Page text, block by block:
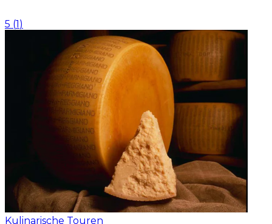
5 (1)
Kulinarische Touren